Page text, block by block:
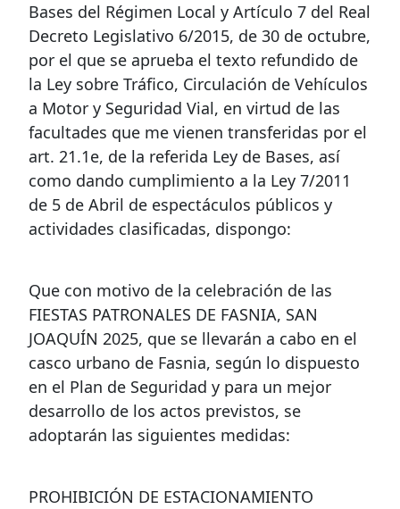
Bases del Régimen Local y Artículo 7 del Real
Decreto Legislativo 6/2015, de 30 de octubre,
por el que se aprueba el texto refundido de
la Ley sobre Tráfico, Circulación de Vehículos
a Motor y Seguridad Vial, en virtud de las
facultades que me vienen transferidas por el
art. 21.1e, de la referida Ley de Bases, así
como dando cumplimiento a la Ley 7/2011
de 5 de Abril de espectáculos públicos y
actividades clasificadas, dispongo:
Que con motivo de la celebración de las
FIESTAS PATRONALES DE FASNIA, SAN
JOAQUÍN 2025, que se llevarán a cabo en el
casco urbano de Fasnia, según lo dispuesto
en el Plan de Seguridad y para un mejor
desarrollo de los actos previstos, se
adoptarán las siguientes medidas:
PROHIBICIÓN DE ESTACIONAMIENTO